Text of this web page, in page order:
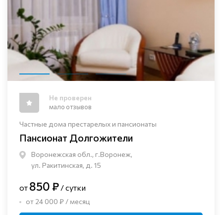
Частные дома престарелых и пансионаты
Пансионат Долгожители
Воронежская обл., г.Воронеж,
ул. Ракитинская, д. 15
Не проверен
мало отзывов
от 850 ₽ / сутки
от 24 000 ₽ / месяц